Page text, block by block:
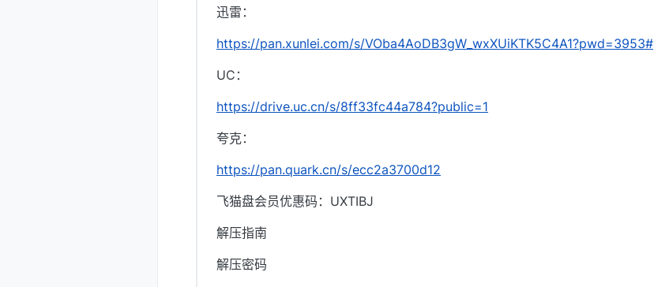
迅雷：
https://pan.xunlei.com/s/VOba4AoDB3gW_wxXUiKTK5C4A1?pwd=3953#
UC：
https://drive.uc.cn/s/8ff33fc44a784?public=1
夸克：
https://pan.quark.cn/s/ecc2a3700d12
飞猫盘会员优惠码：UXTIBJ
解压指南
解压密码